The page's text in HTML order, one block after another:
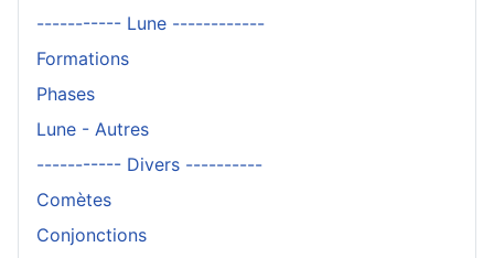
----------- Lune ------------
Formations
Phases
Lune - Autres
----------- Divers ----------
Comètes
Conjonctions